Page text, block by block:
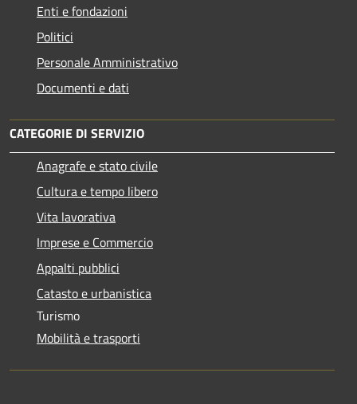
Enti e fondazioni
Politici
Personale Amministrativo
Documenti e dati
CATEGORIE DI SERVIZIO
Anagrafe e stato civile
Cultura e tempo libero
Vita lavorativa
Imprese e Commercio
Appalti pubblici
Catasto e urbanistica
Turismo
Mobilità e trasporti